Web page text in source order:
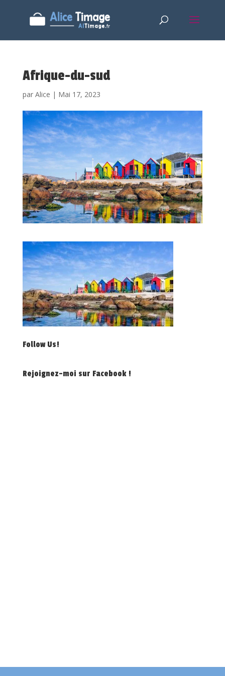
Afrique-du-sud
par Alice | Mai 17, 2023
Follow Us!
Rejoignez-moi sur Facebook !